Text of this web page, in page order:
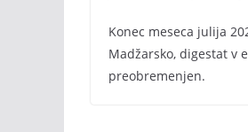
Konec meseca julija
Madžarsko, digestat v
preobremenjen.